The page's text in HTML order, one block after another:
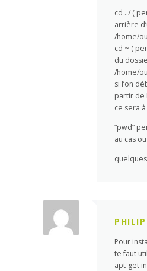
cd ../ (
arrière
/home/
cd ~ (
du
/home/
si l’on
partir de
ce sera
“pwd”
au cas
PHILIP
Pour
te faut
apt-get